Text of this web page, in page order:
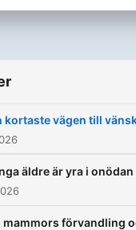
kortaste vägen till
äldre är yra i
mammors förvandling